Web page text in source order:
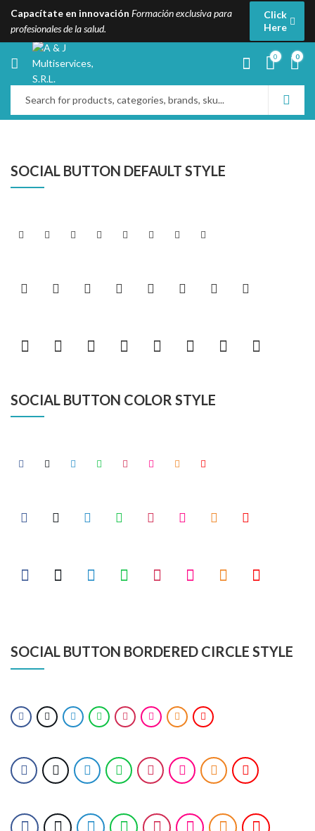
Capacítate en innovación Formación exclusiva para
profesionales de la salud.
Click
Here
0 0
SOCIAL BUTTON DEFAULT STYLE
SOCIAL BUTTON COLOR STYLE
SOCIAL BUTTON BORDERED CIRCLE STYLE